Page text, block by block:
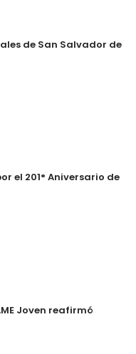
de San Salvador de
el 201° Aniversario de
Joven reafirmó